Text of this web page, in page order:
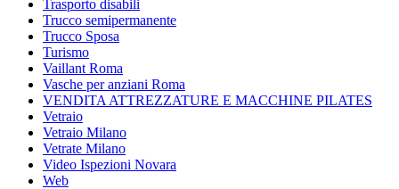
Trasporto disabili
Trucco semipermanente
Trucco Sposa
Turismo
Vaillant Roma
Vasche per anziani Roma
VENDITA ATTREZZATURE E MACCHINE PILATES
Vetraio
Vetraio Milano
Vetrate Milano
Video Ispezioni Novara
Web